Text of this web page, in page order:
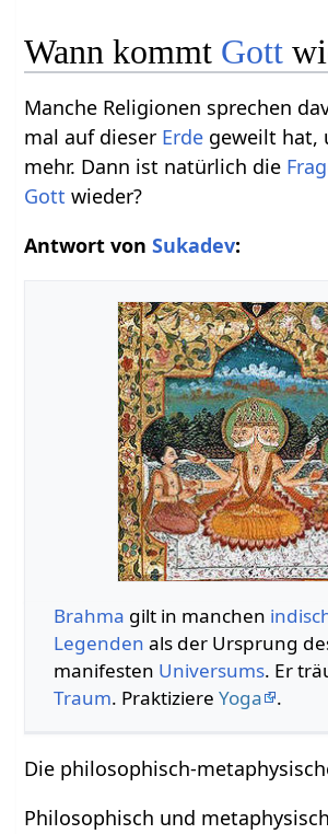
Wann kommt Gott
Manche Religionen sprechen
mal auf dieser Erde geweilt hat,
mehr. Dann ist natürlich die
Gott wieder?
Antwort vonSukadev:
Brahma gilt in manchen
Legenden als der Ursprung
manifesten Universums. Er
Traum. Praktiziere Yoga .
Die philosophisch-
Philosophisch und